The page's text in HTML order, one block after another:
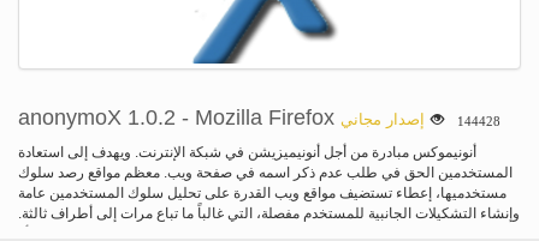
anonymoX 1.0.2 - Mozilla Firefox إصدار مجاني 144428
أنونيموكس مبادرة من أجل أنونيميزيشن في شبكة الإنترنت. ويهدف إلى استعادة
المستخدمين الحق في طلب عدم ذكر اسمه في صفحة ويب. معظم مواقع رصد سلوك
مستخدميها، إعطاء تستضيف مواقع ويب القدرة على تحليل سلوك المستخدمين عامة
وإنشاء التشكيلات الجانبية للمستخدم مفصلة، التي غالباً ما تباع مرات إلى أطراف ثالثة.